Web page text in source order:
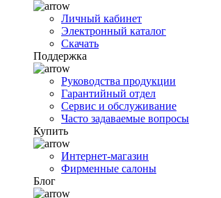
Личный кабинет
Электронный каталог
Скачать
Поддержка
Руководства продукции
Гарантийный отдел
Сервис и обслуживание
Часто задаваемые вопросы
Купить
Интернет-магазин
Фирменные салоны
Блог